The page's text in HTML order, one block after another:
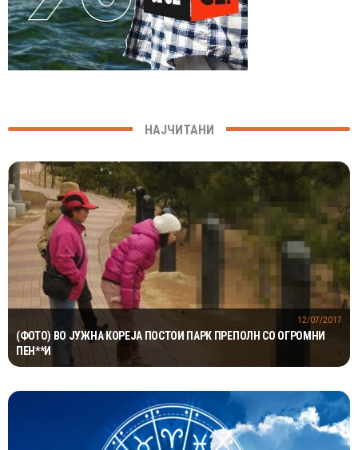
НАЈЧИТАНИ
(ФОТО) ВО ЈУЖНА КОРЕЈА ПОСТОИ ПАРК ПРЕПОЛН СО ОГРОМНИ
ПЕН**И
12/07/2017